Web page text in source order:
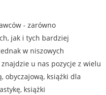
- zarówno
jak i tych bardziej
w niszowych
u nas pozycje z wielu
obyczajową, książki dla
książki